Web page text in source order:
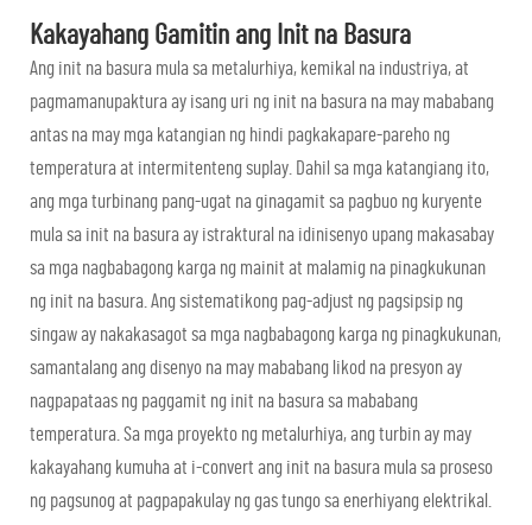
Kakayahang Gamitin ang Init na Basura
Ang init na basura mula sa metalurhiya, kemikal na industriya, at
pagmamanupaktura ay isang uri ng init na basura na may mababang
antas na may mga katangian ng hindi pagkakapare-pareho ng
temperatura at intermitenteng suplay. Dahil sa mga katangiang ito,
ang mga turbinang pang-ugat na ginagamit sa pagbuo ng kuryente
mula sa init na basura ay istraktural na idinisenyo upang makasabay
sa mga nagbabagong karga ng mainit at malamig na pinagkukunan
ng init na basura. Ang sistematikong pag-adjust ng pagsipsip ng
singaw ay nakakasagot sa mga nagbabagong karga ng pinagkukunan,
samantalang ang disenyo na may mababang likod na presyon ay
nagpapataas ng paggamit ng init na basura sa mababang
temperatura. Sa mga proyekto ng metalurhiya, ang turbin ay may
kakayahang kumuha at i-convert ang init na basura mula sa proseso
ng pagsunog at pagpapakulay ng gas tungo sa enerhiyang elektrikal.